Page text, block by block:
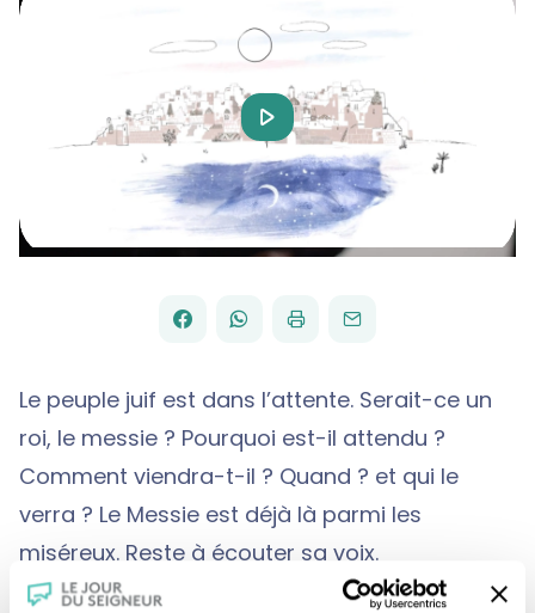
Play
Video
PARTAGER
FACEBOOK
PARTAGER
WHATSAPP
IMPRIMERENVOYER
PAR
EMAIL
Le peuple juif est dans l’attente. Serait-ce un
roi, le messie ? Pourquoi est-il attendu ?
Comment viendra-t-il ? Quand ? et qui le
verra ? Le Messie est déjà là parmi les
miséreux. Reste à écouter sa voix.